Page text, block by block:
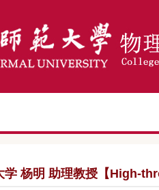
学 杨明 助理教授【High-